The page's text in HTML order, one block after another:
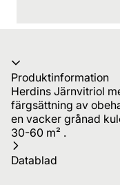
Produktinformation
Herdins Järnvitriol
färgsättning av
en vacker grånad
30-60 m² .
Datablad